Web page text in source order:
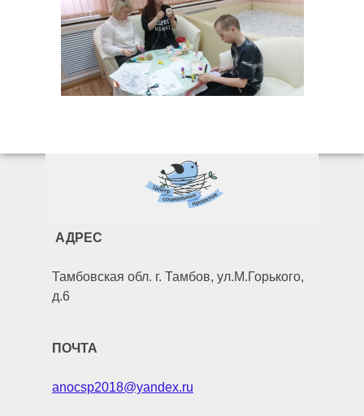
АДРЕС
Тамбовская обл. г. Тамбов, ул.М.Горького,
д.6
ПОЧТА
anocsp2018@yandex.ru